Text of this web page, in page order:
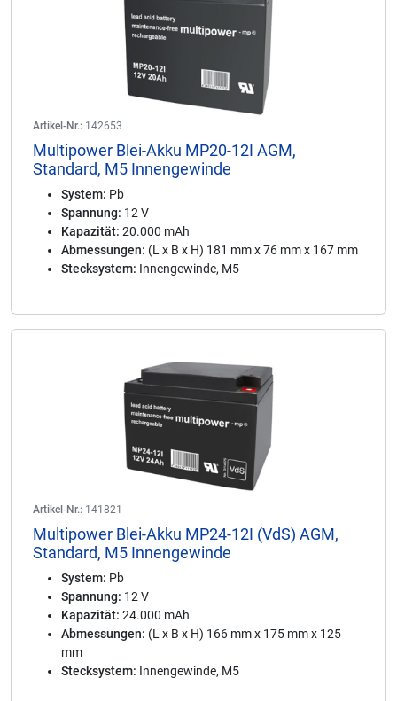
Artikel-Nr.: 142653
Multipower Blei-Akku MP20-12I AGM,
Standard, M5 Innengewinde
System: Pb
Spannung: 12 V
Kapazität: 20.000 mAh
Abmessungen: (L x B x H) 181 mm x 76 mm x 167 mm
Stecksystem: Innengewinde, M5
Artikel-Nr.: 141821
Multipower Blei-Akku MP24-12I (VdS) AGM,
Standard, M5 Innengewinde
System: Pb
Spannung: 12 V
Kapazität: 24.000 mAh
Abmessungen: (L x B x H) 166 mm x 175 mm x 125
mm
Stecksystem: Innengewinde, M5